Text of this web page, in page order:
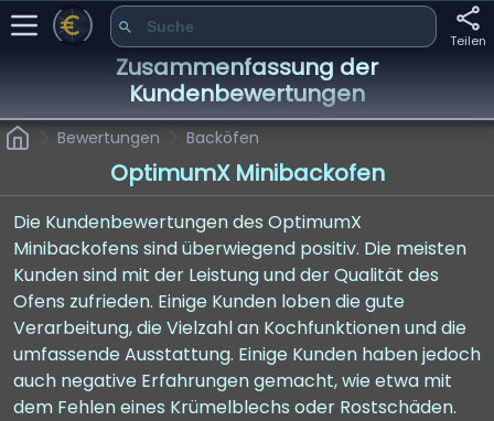
Teilen
Zusammenfassung der
Kundenbewertungen
Bewertungen Backöfen
OptimumX Minibackofen
Die Kundenbewertungen des OptimumX
Minibackofens sind überwiegend positiv. Die meisten
Kunden sind mit der Leistung und der Qualität des
Ofens zufrieden. Einige Kunden loben die gute
Verarbeitung, die Vielzahl an Kochfunktionen und die
umfassende Ausstattung. Einige Kunden haben jedoch
auch negative Erfahrungen gemacht, wie etwa mit
dem Fehlen eines Krümelblechs oder Rostschäden.